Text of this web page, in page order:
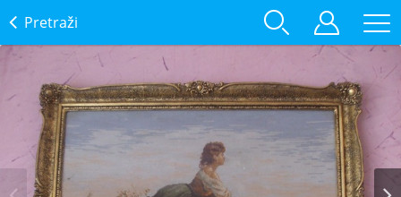
Pretraži